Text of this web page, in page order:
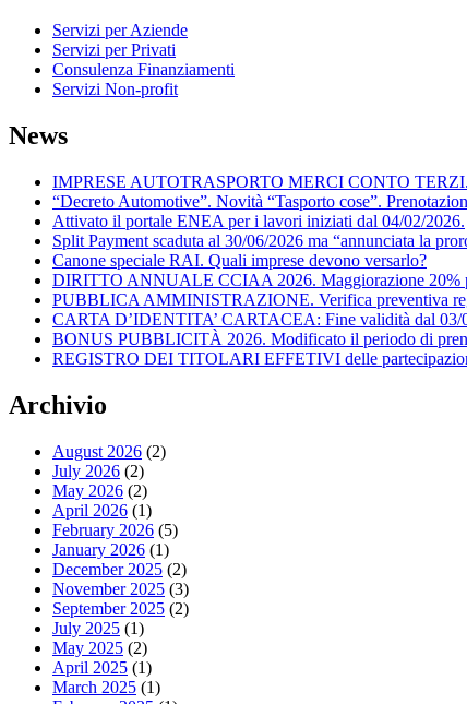
Servizi per Aziende
Servizi per Privati
Consulenza Finanziamenti
Servizi Non-profit
News
IMPRESE AUTOTRASPORTO MERCI CONTO TERZI.
“Decreto Automotive”. Novità “Tasporto cose”.
Attivato il portale ENEA per i lavori iniziati dal 04/02/2026.
Split Payment scaduta al 30/06/2026 ma “annunciata la
Canone speciale RAI. Quali imprese devono versarlo?
DIRITTO ANNUALE CCIAA 2026. Maggiorazione 20%
PUBBLICA AMMINISTRAZIONE. Verifica preventiva
CARTA D’IDENTITA’ CARTACEA: Fine validità dal 03/
BONUS PUBBLICITÀ 2026. Modificato il periodo di
REGISTRO DEI TITOLARI EFFETIVI delle
Archivio
August 2026 (2)
July 2026 (2)
May 2026 (2)
April 2026 (1)
February 2026 (5)
January 2026 (1)
December 2025 (2)
November 2025 (3)
September 2025 (2)
July 2025 (1)
May 2025 (2)
April 2025 (1)
March 2025 (1)